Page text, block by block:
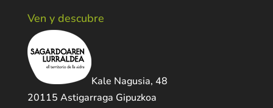
Ven y descubre
Kale Nagusia, 48
20115 Astigarraga Gipuzkoa